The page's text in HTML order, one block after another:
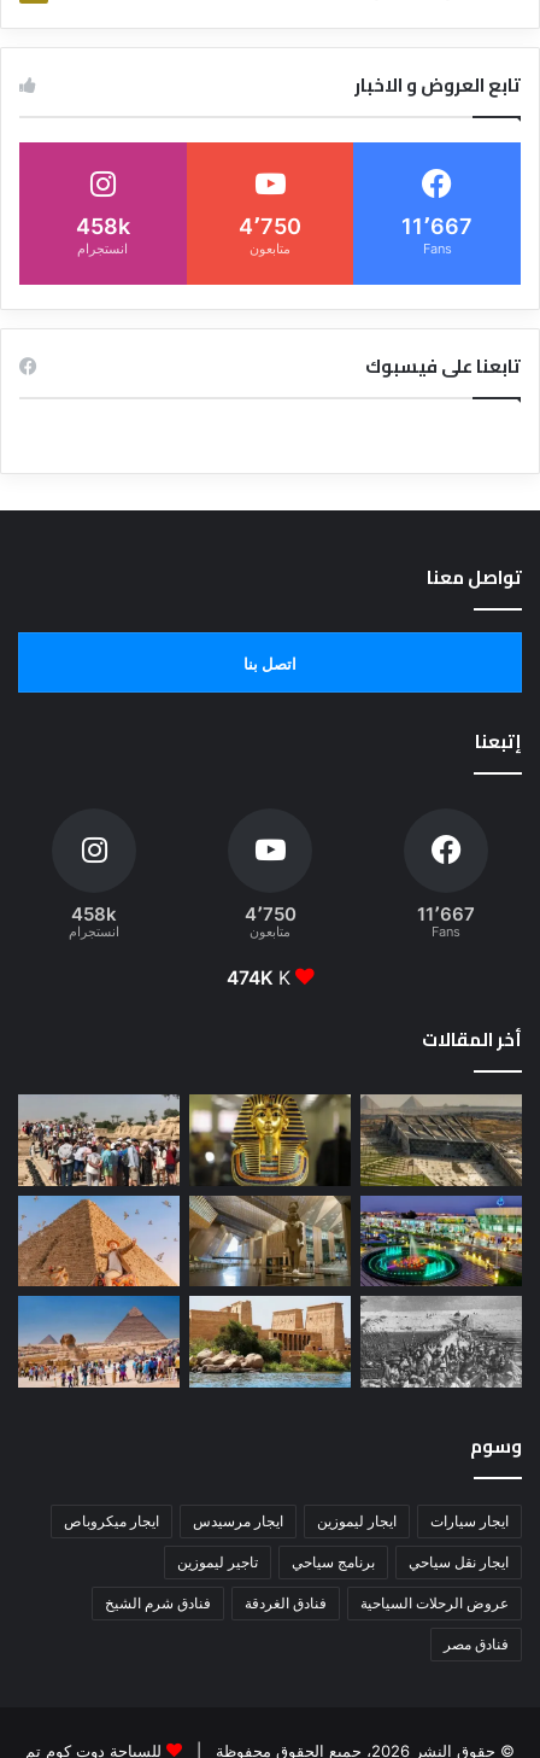
تابع العروض و الاخبار
11٬667
Fans
4٬750
متابعون
458k
انستجرام
تابعنا على فيسبوك
تواصل معنا
اتصل بنا
إتبعنا
11٬667
Fans
4٬750
متابعون
458k
انستجرام
474K K
أخر المقالات
وسوم
ايجار سيارات ايجار ليموزين ايجار مرسيدس ايجار ميكروباص
ايجار نقل سياحي برنامج سياحي تاجير ليموزين
عروض الرحلات السياحية فنادق الغردقة فنادق شرم الشيخ
فنادق مصر
© حقوق النشر 2026، جميع الحقوق محفوظة | للسياحة دوت كوم تم